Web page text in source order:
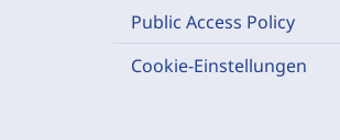
Public Access Policy
Cookie-Einstellungen